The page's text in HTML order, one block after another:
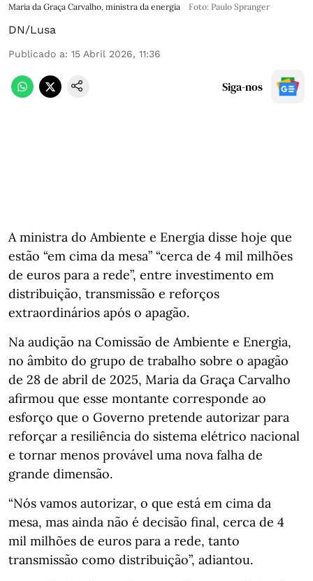
Maria da Graça Carvalho, ministra da energia Foto: Paulo Spranger
DN/Lusa
Publicado a: 15 Abril 2026, 11:36
Siga-nos
A ministra do Ambiente e Energia disse hoje que
estão “em cima da mesa” “cerca de 4 mil milhões
de euros para a rede”, entre investimento em
distribuição, transmissão e reforços
extraordinários após o apagão.
Na audição na Comissão de Ambiente e Energia,
no âmbito do grupo de trabalho sobre o apagão
de 28 de abril de 2025, Maria da Graça Carvalho
afirmou que esse montante corresponde ao
esforço que o Governo pretende autorizar para
reforçar a resiliência do sistema elétrico nacional
e tornar menos provável uma nova falha de
grande dimensão.
“Nós vamos autorizar, o que está em cima da
mesa, mas ainda não é decisão final, cerca de 4
mil milhões de euros para a rede, tanto
transmissão como distribuição”, adiantou.